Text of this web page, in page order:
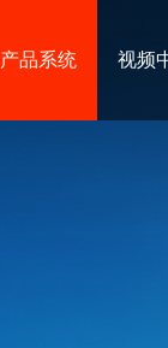
产品系统 视频